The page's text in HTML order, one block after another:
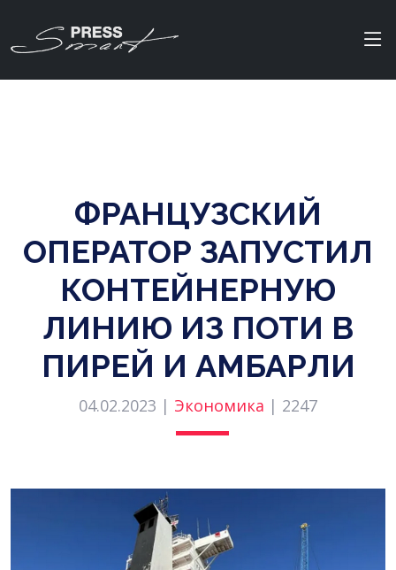
ФРАНЦУЗСКИЙ
ОПЕРАТОР ЗАПУСТИЛ
КОНТЕЙНЕРНУЮ
ЛИНИЮ ИЗ ПОТИ В
ПИРЕЙ И АМБАРЛИ
04.02.2023 | Экономика | 2247